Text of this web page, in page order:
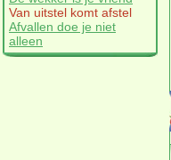
Van uitstel komt afstel
Afvallen doe je niet
alleen